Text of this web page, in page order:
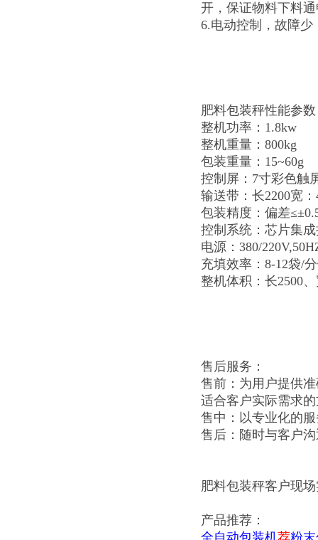
开，保证物料下料
6.电动控制，故障
肥料包装秤性能参
整机功率：1.8kw
整机重量：800kg
包装重量：15~60g
控制屏：7寸彩色触
输送带：长2200宽：
包装精度：偏差
控制系统：芯片集
电源：380/
充填效率：8-12袋/
整机体积：长2500
售后服务：
售前：为用户提供
适合客户实际需求
售中：以专业化的
售后：随时与客户
肥料包装秤客户现
产品推荐：
全自动包装机荐粉